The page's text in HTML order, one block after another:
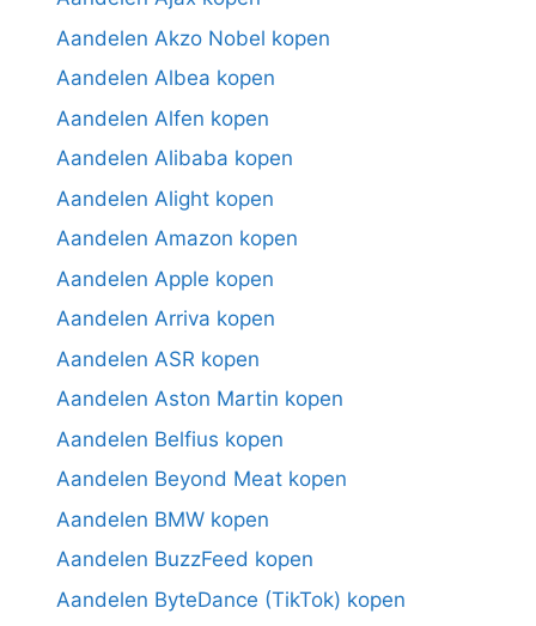
Aandelen Akzo Nobel kopen
Aandelen Albea kopen
Aandelen Alfen kopen
Aandelen Alibaba kopen
Aandelen Alight kopen
Aandelen Amazon kopen
Aandelen Apple kopen
Aandelen Arriva kopen
Aandelen ASR kopen
Aandelen Aston Martin kopen
Aandelen Belfius kopen
Aandelen Beyond Meat kopen
Aandelen BMW kopen
Aandelen BuzzFeed kopen
Aandelen ByteDance (TikTok) kopen